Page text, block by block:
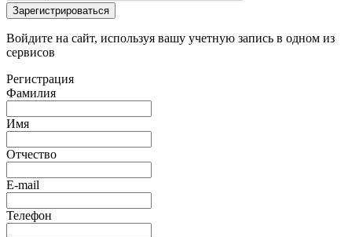
Зарегистрироваться
Войдите на сайт, используя вашу учетную запись в одном из
сервисов
Регистрация
Фамилия
Имя
Отчество
E-mail
Телефон